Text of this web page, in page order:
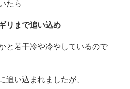
たら
リまで追い込め
と若干冷や冷やしているので
追い込まれましたが、